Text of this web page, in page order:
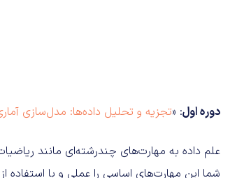
دوره اول: «تجزیه و تحلیل داده‌ها: مدل‌سازی
علم داده به مهارت‌های چندرشته‌ای مانند
شما این مهارت‌های اساسی را عملی و با استفاده